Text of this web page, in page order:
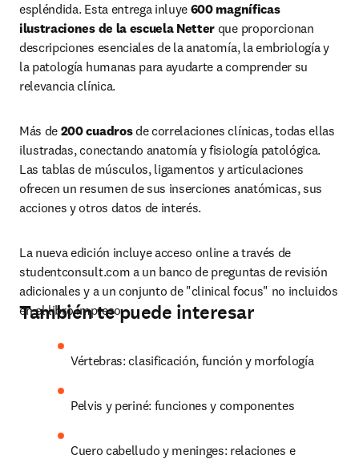
espléndida. Esta entrega inluye 600 magníficas
ilustraciones de la escuela Netter que proporcionan
descripciones esenciales de la anatomía, la embriología y
la patología humanas para ayudarte a comprender su
relevancia clínica.
Más de 200 cuadros de correlaciones clínicas, todas ellas
ilustradas, conectando anatomía y fisiología patológica.
Las tablas de músculos, ligamentos y articulaciones
ofrecen un resumen de sus inserciones anatómicas, sus
acciones y otros datos de interés.
La nueva edición incluye acceso online a través de
studentconsult.com a un banco de preguntas de revisión
adicionales y a un conjunto de "clinical focus" no incluidos
en el libro impreso.
También te puede interesar
Vértebras: clasificación, función y morfología
Pelvis y periné: funciones y componentes
Cuero cabelludo y meninges: relaciones e